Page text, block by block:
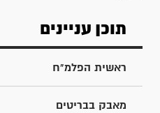
תוכן עניינים
ראשית הפלמ"ח
מאבק בבריטים